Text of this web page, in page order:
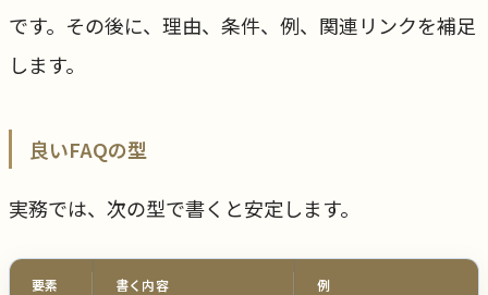
です。その後に、理由、条件、例、関連リンクを補足
します。
良いFAQの型
実務では、次の型で書くと安定します。
要素 書く内容 例